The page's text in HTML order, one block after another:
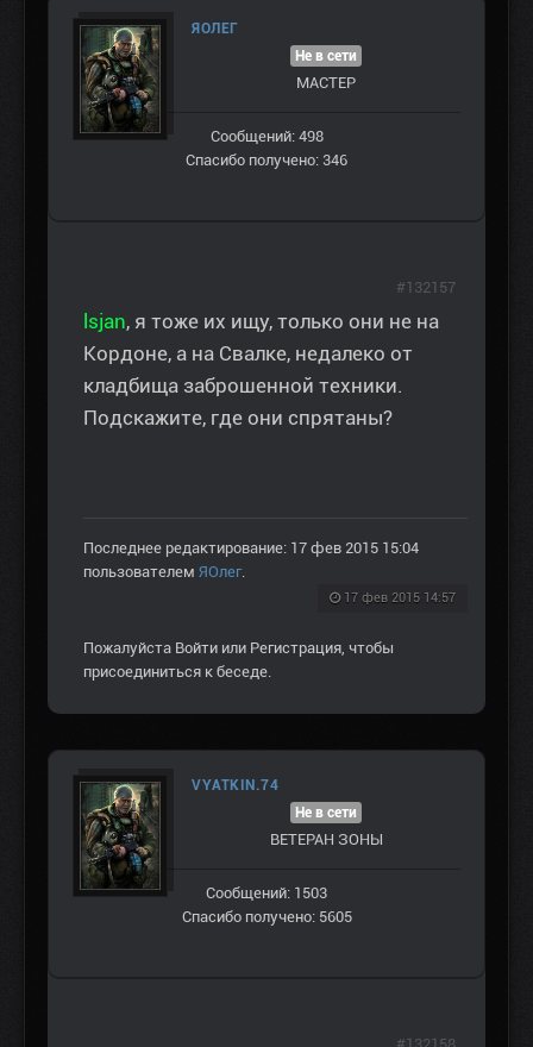
ЯОЛЕГ
Не в сети
МАСТЕР
Сообщений: 498
Спасибо получено: 346
lsjan, я тоже их ищу, только они не на
Кордоне, а на Свалке, недалеко от
кладбища заброшенной техники.
Подскажите, где они спрятаны?
Последнее редактирование: 17 фев 2015 15:04
пользователем ЯОлег.
17 фев 2015 14:57
#132157
Пожалуйста Войти или Регистрация , чтобы
присоединиться к беседе.
VYATKIN.74
Не в сети
ВЕТЕРАН ЗOНЫ
Сообщений: 1503
Спасибо получено: 5605